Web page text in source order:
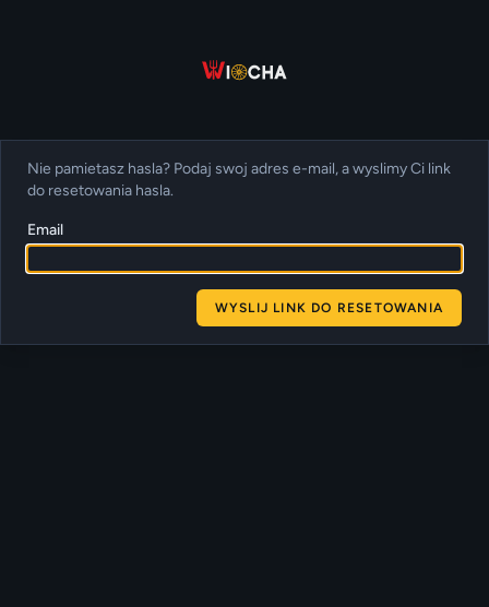
Nie pamietasz hasla? Podaj swoj adres e-mail, a wyslimy Ci link
do resetowania hasla.
Email
WYSLIJ LINK DO RESETOWANIA